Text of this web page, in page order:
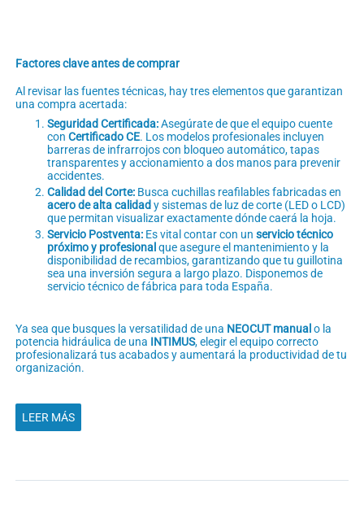
Factores clave antes de comprar
Al revisar las fuentes técnicas, hay tres elementos que garantizan
una compra acertada:
Seguridad Certificada:Asegúrate de que el equipo cuente
con Certificado CE. Los modelos profesionales incluyen
barreras de infrarrojos con bloqueo automático, tapas
transparentes y accionamiento a dos manos para prevenir
accidentes.
Calidad del Corte: Busca cuchillas reafilables fabricadas en
acero de alta calidady sistemas de luz de corte (LED o LCD)
que permitan visualizar exactamente dónde caerá la hoja.
Servicio Postventa: Es vital contar con un servicio técnico
próximo y profesional que asegure el mantenimiento y la
disponibilidad de recambios, garantizando que tu guillotina
sea una inversión segura a largo plazo. Disponemos de
servicio técnico de fábrica para toda España.
Ya sea que busques la versatilidad de una NEOCUT manual o la
potencia hidráulica de una INTIMUS, elegir el equipo correcto
profesionalizará tus acabados y aumentará la productividad de tu
organización.
LEER MÁS